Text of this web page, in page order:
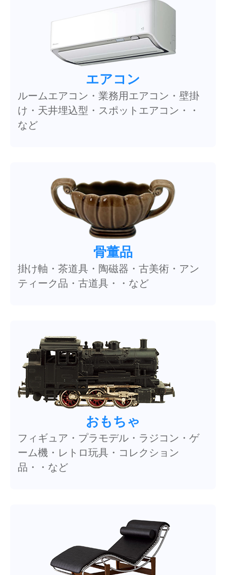
エアコン
ルームエアコン・業務用エアコン・壁掛
け・天井埋込型・スポットエアコン・・
など
骨董品
掛け軸・茶道具・陶磁器・古美術・アン
ティーク品・古道具・・など
おもちゃ
フィギュア・プラモデル・ラジコン・ゲ
ーム機・レトロ玩具・コレクション
品・・など